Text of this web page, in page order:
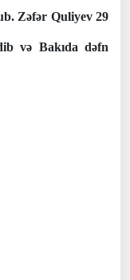
Zəfər Quliyev 29
və Bakıda dəfn